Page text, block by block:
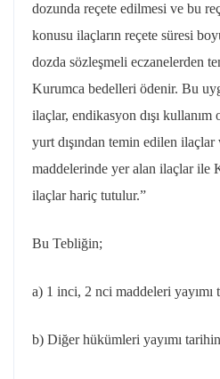
dozunda reçete edilmesi ve bu
konusu ilaçların reçete süresi
dozda sözleşmeli eczanelerden
Kurumca bedelleri ödenir. Bu
ilaçlar, endikasyon dışı
yurt dışından temin edilen
maddelerinde yer alan ilaçlar ile
ilaçlar hariç tutulur.”
Bu Tebliğin;
a) 1 inci, 2 nci maddeleri
b) Diğer hükümleri yayımı